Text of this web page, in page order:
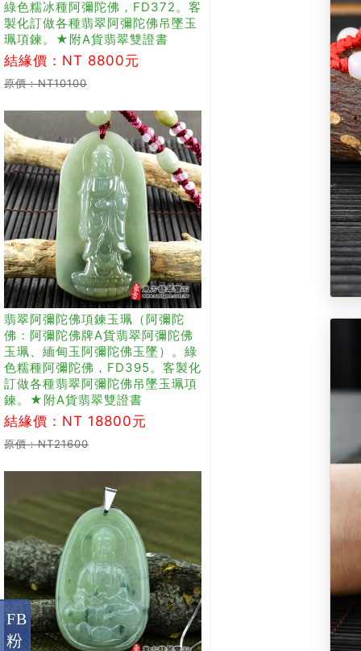
綠色糯冰種阿彌陀佛，FD372。客
製化訂做各種翡翠阿彌陀佛吊墜玉
珮項鍊。★附A貨翡翠雙證書
結緣價：NT 8800元
原價：NT10100
翡翠阿彌陀佛項鍊玉珮（阿彌陀
佛：阿彌陀佛牌A貨翡翠阿彌陀佛
玉珮、緬甸玉阿彌陀佛玉墜）。綠
色糯種阿彌陀佛，FD395。客製化
訂做各種翡翠阿彌陀佛吊墜玉珮項
鍊。★附A貨翡翠雙證書
結緣價：NT 18800元
原價：NT21600
FB
粉